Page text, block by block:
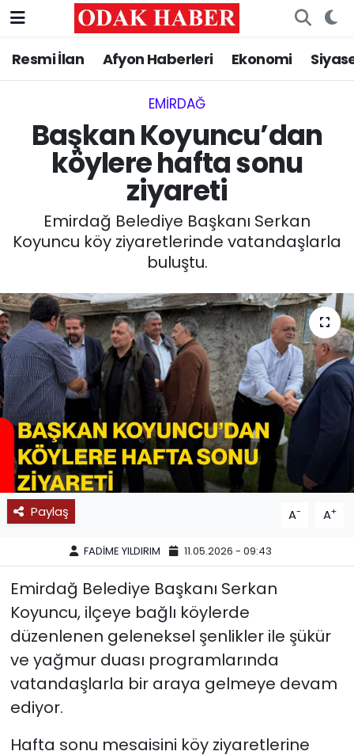
Resmi İlan Afyon Haberleri Ekonomi
EMIRDAĞ‎
Başkan Koyuncu’dan
köylere hafta sonu
ziyareti
Emirdağ Belediye Başkanı Serkan
Koyuncu köy ziyaretlerinde vatandaşlarla
buluştu.
Paylaş A- A+
FADİME YILDIRIM 11.05.2026 - 09:43
Emirdağ Belediye Başkanı Serkan
Koyuncu, ilçeye bağlı köylerde
düzenlenen geleneksel şenlikler ile şükür
ve yağmur duası programlarında
vatandaşlarla bir araya gelmeye devam
ediyor.
Hafta sonu mesaisini köy ziyaretlerine
AFYONKARAHİSAR HABERLERİ
ASAYİŞ
GÜNCEL
SİYASET
MAGAZİN
SAĞLIK
SPOR
11:11 MANŞET
Nöbetçi Eczaneler
Trafik Durumu
Süper Lig Puan Durumu ve Fikstür
Tüm Manşetler
Son Dakika Haberleri
Haber Arşivi